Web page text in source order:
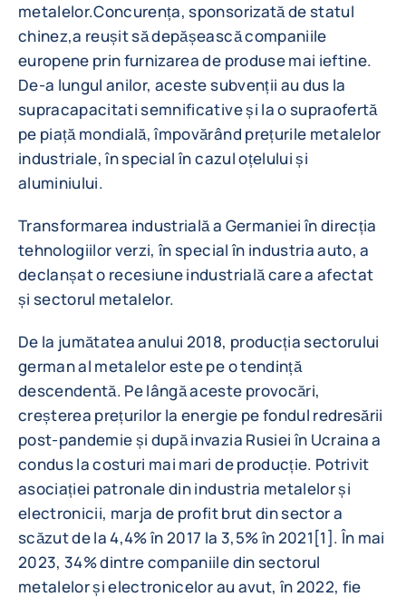
metalelor.Concurența, sponsorizată de statul
chinez,a reușit să depășească companiile
europene prin furnizarea de produse mai ieftine.
De-a lungul anilor, aceste subvenții au dus la
supracapacitati semnificative și la o supraofertă
pe piață mondială, împovărând prețurile metalelor
industriale, în special în cazul oțelului și
aluminiului.
Transformarea industrială a Germaniei în direcția
tehnologiilor verzi, în special în industria auto, a
declanșat o recesiune industrială care a afectat
și sectorul metalelor.
De la jumătatea anului 2018, producția sectorului
german al metalelor este pe o tendință
descendentă. Pe lângă aceste provocări,
creșterea prețurilor la energie pe fondul redresării
post-pandemie și după invazia Rusiei în Ucraina a
condus la costuri mai mari de producție. Potrivit
asociației patronale din industria metalelor și
electronicii, marja de profit brut din sector a
scăzut de la 4,4% în 2017 la 3,5% în 2021[1]. În mai
2023, 34% dintre companiile din sectorul
metalelor și electronicelor au avut, în 2022, fie